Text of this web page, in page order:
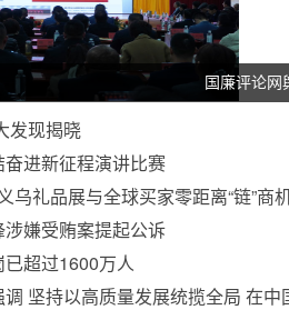
国廉评论
发现揭晓
进新征程演讲比赛
乌礼品展与全球买家零距离“链”商
嫌受贿案提起公诉
超过1600万人
坚持以高质量发展统揽全局 在